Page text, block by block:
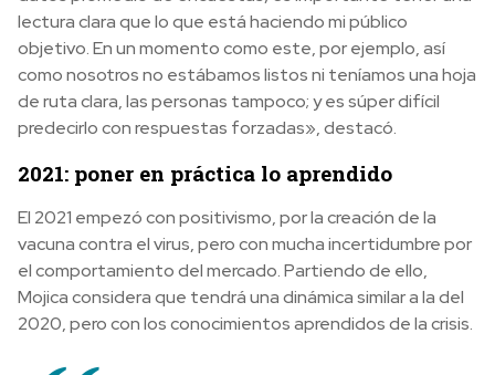
lectura clara que lo que está haciendo mi público
objetivo. En un momento como este, por ejemplo, así
como nosotros no estábamos listos ni teníamos una hoja
de ruta clara, las personas tampoco; y es súper difícil
predecirlo con respuestas forzadas», destacó.
2021: poner en práctica lo aprendido
El 2021 empezó con positivismo, por la creación de la
vacuna contra el virus, pero con mucha incertidumbre por
el comportamiento del mercado. Partiendo de ello,
Mojica considera que tendrá una dinámica similar a la del
2020, pero con los conocimientos aprendidos de la crisis.